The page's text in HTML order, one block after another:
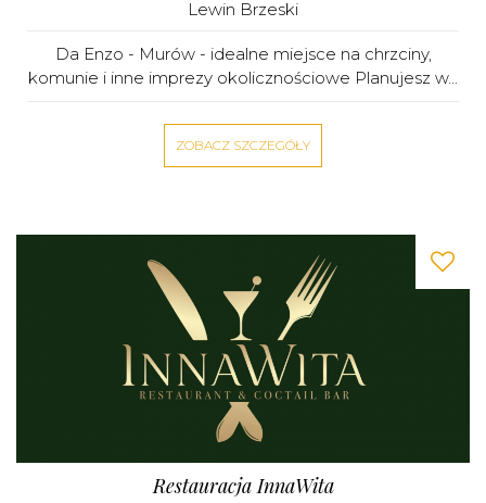
Lewin Brzeski
Da Enzo - Murów - idealne miejsce na chrzciny,
komunie i inne imprezy okolicznościowe Planujesz w...
ZOBACZ SZCZEGÓŁY
Restauracja InnaWita